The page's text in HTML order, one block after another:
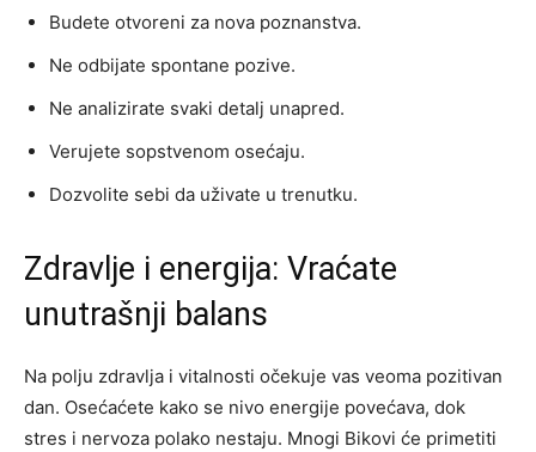
Budete otvoreni za nova poznanstva.
Ne odbijate spontane pozive.
Ne analizirate svaki detalj unapred.
Verujete sopstvenom osećaju.
Dozvolite sebi da uživate u trenutku.
Zdravlje i energija: Vraćate
unutrašnji balans
Na polju zdravlja i vitalnosti očekuje vas veoma pozitivan
dan. Osećaćete kako se nivo energije povećava, dok
stres i nervoza polako nestaju. Mnogi Bikovi će primetiti